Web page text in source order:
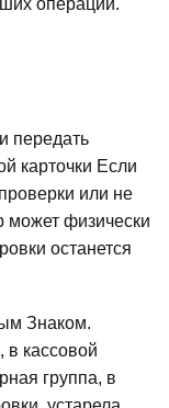
операций.
передать
карточки Если
или не
может физически
останется
Знаком.
в кассовой
группа, в